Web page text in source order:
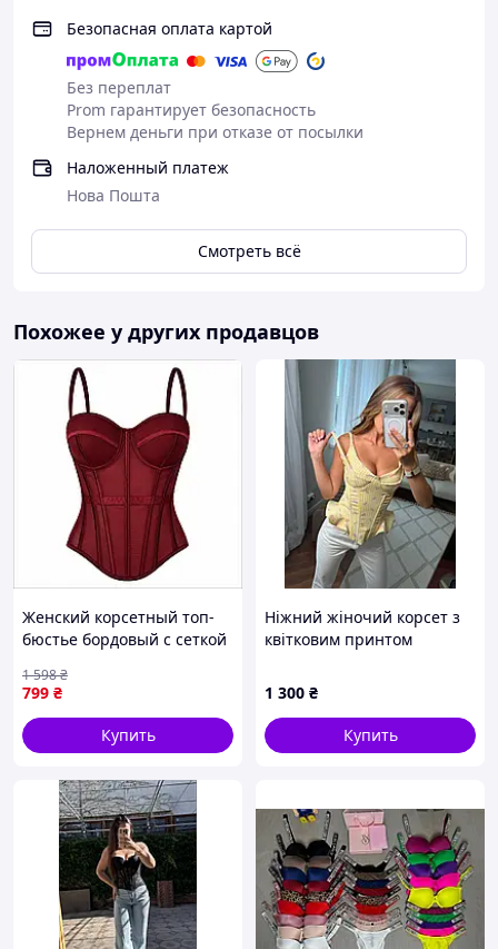
Безопасная оплата картой
Без переплат
Prom гарантирует безопасность
Вернем деньги при отказе от посылки
Наложенный платеж
Нова Пошта
Смотреть всё
Похожее у других продавцов
Женский корсетный топ-
бюстье бордовый с сеткой
корсаж на бретелях,
стильный корсет
799 ₴
1 598₴
Купить
Ніжний жіночий корсет з
квітковим принтом
1 300 ₴
Купить